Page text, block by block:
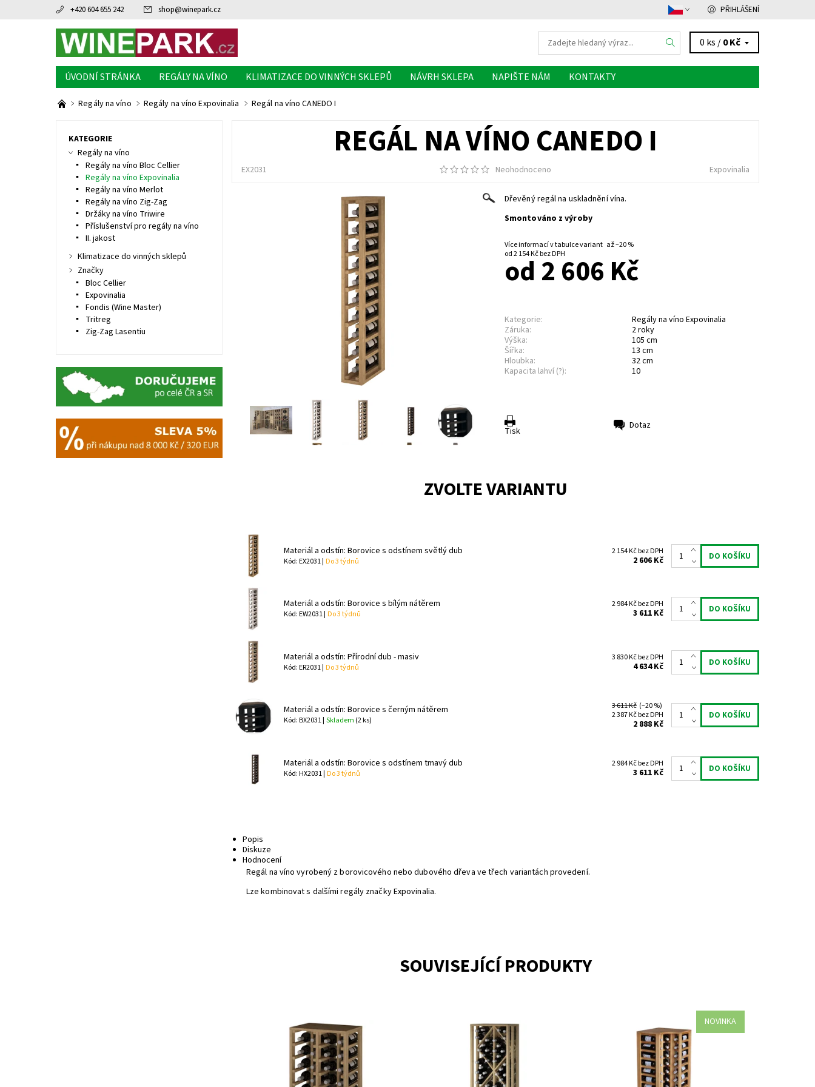
+420 604 655 242 shop@winepark.cz PŘIHLÁŠENÍ
0 ks /0 Kč
ÚVODNÍ STRÁNKA REGÁLY NA VÍNO KLIMATIZACE DO VINNÝCH SKLEPŮ NÁVRH SKLEPA NAPIŠTE NÁM KONTAKTY
Regály na víno Regály na víno Expovinalia Regál na víno CANEDO I
REGÁL NA VÍNO CANEDO I
EX2031 Neohodnoceno Expovinalia
Dřevěný regál na uskladnění vína.
Smontováno z výroby
Více informací v tabulce variant až–20 %
od 2 154 Kč bez DPH
od 2 606 Kč
Kategorie:
Regály na víno Expovinalia
Záruka:
2 roky
Výška:
105 cm
Šířka:
13 cm
Hloubka:
32 cm
Kapacita lahví (?):
10
Tisk Dotaz
ZVOLTE VARIANTU
Materiál a odstín: Borovice s odstínem světlý dub
Kód: EX2031 | Do 3 týdnů
2 154 Kč bez DPH
2 606 Kč
Materiál a odstín: Borovice s bílým nátěrem
Kód: EW2031 | Do 3 týdnů
2 984 Kč bez DPH
3 611 Kč
Materiál a odstín: Přírodní dub - masiv
Kód: ER2031 | Do 3 týdnů
3 830 Kč bez DPH
4 634 Kč
Materiál a odstín: Borovice s černým nátěrem
Kód: BX2031 | Skladem (2 ks)
3 611 Kč (–20 %)
2 387 Kč bez DPH
2 888 Kč
Materiál a odstín: Borovice s odstínem tmavý dub
Kód: HX2031 | Do 3 týdnů
2 984 Kč bez DPH
3 611 Kč
Popis
Diskuze
Hodnocení
Regál na víno vyrobený z borovicového nebo dubového dřeva ve třech variantách provedení.
Lze kombinovat s dalšími regály značky Expovinalia.
SOUVISEJÍCÍ PRODUKTY
Dřevěný regál na uskladnění vína.
Smontováno z výroby
Dostupnost:
Skladem
EX2014
Dřevěný regál na uskladnění vína.
Smontováno z výroby
Do 3 týdnů
EW2532
NOVINKA
Dřevěný regál na uskladnění vína.
Smontováno z výroby
Dostupnost:
Do 3 týdnů
EX2038
KATEGORIE
Regály na víno
Regály na víno Bloc Cellier
Regály na víno Expovinalia
Regály na víno Merlot
Regály na víno Zig-Zag
Držáky na víno Triwire
Příslušenství pro regály na víno
II. jakost
Klimatizace do vinných sklepů
Značky
Bloc Cellier
Expovinalia
Fondis (Wine Master)
Tritreg
Zig-Zag Lasentiu